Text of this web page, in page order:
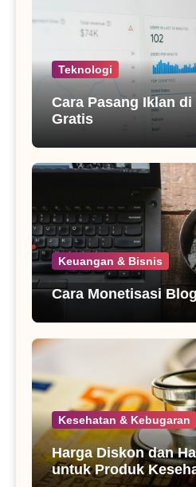
Teknologi
Cara Pasang Iklan
Gratis
Keuangan & Bisnis
Cara Monetisasi
Kesehatan & Kebugaran
Harga Diskon dan
untuk Produk